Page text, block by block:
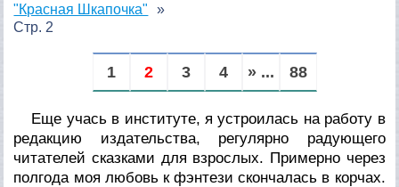
"Красная Шкапочка"
Стр. 2
1 2 3 4 » ... 88
Еще учась в институте, я устроилась на работу в
редакцию издательства, регулярно радующего
читателей сказками для взрослых. Примерно через
полгода моя любовь к фэнтези скончалась в корчах.